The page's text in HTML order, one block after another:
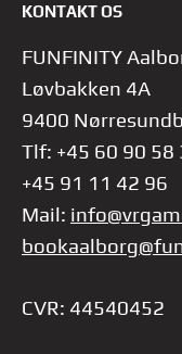
KONTAKT OS
FUNFINITY
Løvbakken 4A
9400
Tlf: +45 60 90 58
+45 91 11 42 96
Mail:
CVR: 44540452